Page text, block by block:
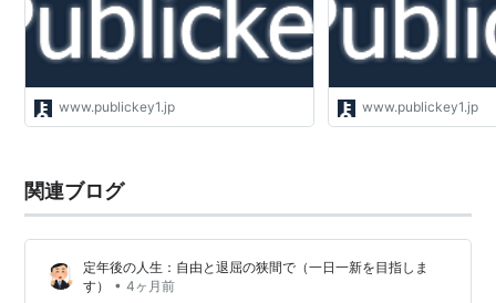
www.publickey1.jp www.publickey1.jp
関連ブログ
定年後の人生：自由と退屈の狭間で（一日一新を目指しま
す）
• 4ヶ月前